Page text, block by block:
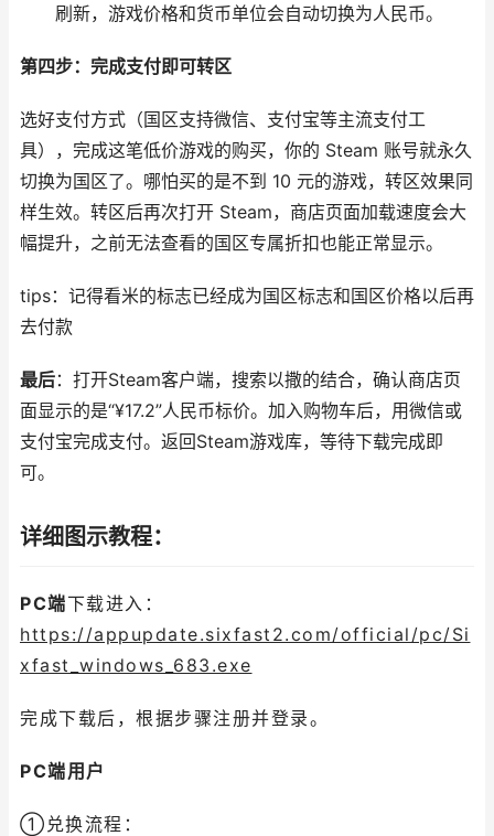
刷新，游戏价格和货币单位会自动切换为人民币。​
第四步：完成支付即可转区
选好支付方式（国区支持微信、支付宝等主流支付工
具），完成这笔低价游戏的购买，你的 Steam 账号就永久
切换为国区了。哪怕买的是不到 10 元的游戏，转区效果同
样生效。转区后再次打开 Steam，商店页面加载速度会大
幅提升，之前无法查看的国区专属折扣也能正常显示。​
tips：记得看米的标志已经成为国区标志和国区价格以后再
去付款
最后：打开Steam客户端，搜索以撒的结合，确认商店页
面显示的是“¥17.2”人民币标价。加入购物车后，用微信或
支付宝完成支付。返回Steam游戏库，等待下载完成即
可。
详细图示教程：
PC端下载进入：
https://appupdate.sixfast2.com/official/pc/Si
xfast_windows_683.exe
完成下载后，根据步骤注册并登录。
PC端用户
①兑换流程：